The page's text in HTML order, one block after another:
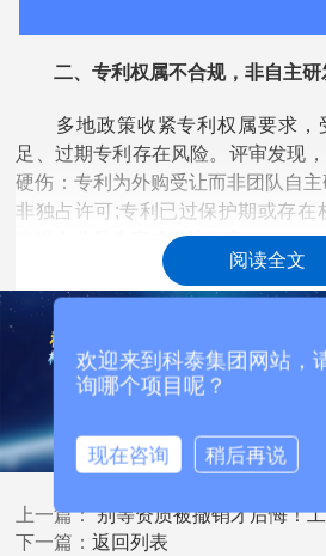
二、专利权属不合规，非自主研
多地政策收紧专利权属要求，
足、过期专利存在风险。评审发现
硬伤：专利为外购受让而非团队自
非独占许可;专利已过保护期或存在
申报企业且未完成转让备案。
《广东省工业设计中心认定管理
视知识产权保护，突出专利质量及
明确排除受让专利，但核心专利权
专利数量认定，导致申报失败。建
三、专利类型偏科，重外观轻核
最新政策强调专利质量与设计属
过高易被判定为创新能力不足。很
阅读全文
上一篇：别等资质被撤销才后悔！工业设计中
下一篇：返回列表
欢迎来到科泰集团网站，
询哪个项目呢？
现在咨询 稍后再说